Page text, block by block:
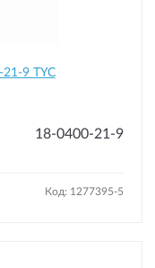
9 TYC
18-0400-21-9
Код: 1277395-5